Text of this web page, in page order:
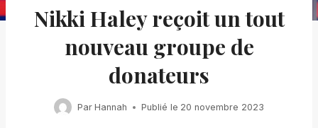
Nikki Haley reçoit un tout
nouveau groupe de
donateurs
Par Hannah Publié le 20 novembre 2023